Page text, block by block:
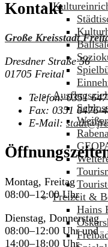
Freizeit &
Hains
Kontakt
Große Kreisstadt
Dresdner Straße 56
01705 Freital
Telefon:0351
Fax: 0351 6476-
E-Mail:
Montag, Freitag
08:00–12:00 Uhr
Dienstag, Donnerstag
08:00–12:00 Uhr und
14:00–18:00 Uhr